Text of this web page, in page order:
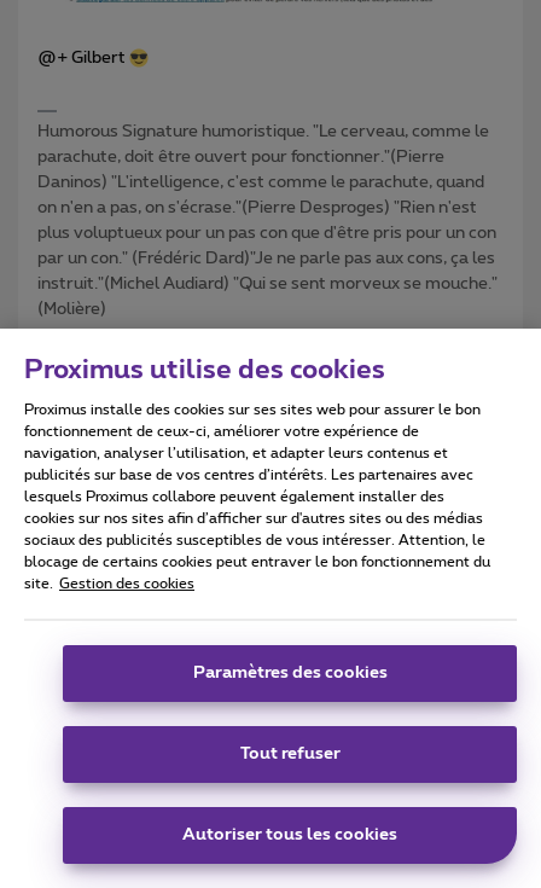
@+ Gilbert
Humorous Signature humoristique. "Le cerveau, comme le
parachute, doit être ouvert pour fonctionner."(Pierre
Daninos) "L'intelligence, c'est comme le parachute, quand
on n'en a pas, on s'écrase."(Pierre Desproges) "Rien n'est
plus voluptueux pour un pas con que d'être pris pour un con
par un con." (Frédéric Dard)"Je ne parle pas aux cons, ça les
instruit."(Michel Audiard) "Qui se sent morveux se mouche."
(Molière)
David W Forum|Forum|6 years ago
Ok ok, merci je vais tester à nouveau et contacter le team
web
et sur smartphone Safari et choisissant des smartphones
au hasard et je n’ai eu aucun problème…
Proximus utilise des cookies
Proximus installe des cookies sur ses sites web pour assurer le bon
fonctionnement de ceux-ci, améliorer votre expérience de
navigation, analyser l’utilisation, et adapter leurs contenus et
publicités sur base de vos centres d’intérêts. Les partenaires avec
lesquels Proximus collabore peuvent également installer des
cookies sur nos sites afin d’afficher sur d'autres sites ou des médias
sociaux des publicités susceptibles de vous intéresser. Attention, le
blocage de certains cookies peut entraver le bon fonctionnement du
site.
Gestion des cookies
Paramètres des cookies
Tout refuser
Autoriser tous les cookies